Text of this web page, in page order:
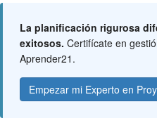
La planificación rigurosa
exitosos. Certifícate en
Aprender21.
Empezar mi Experto en